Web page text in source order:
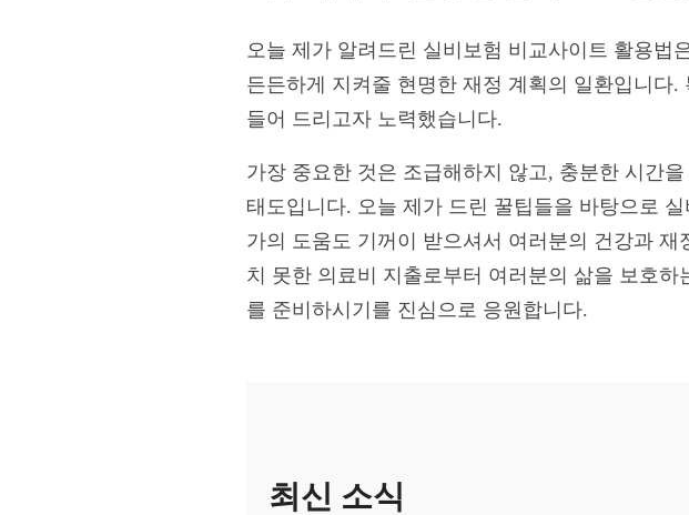
오늘 제가 알려드린 실비보험 비교사이트 활용법
든든하게 지켜줄 현명한 재정 계획의 일환입니다
들어 드리고자 노력했습니다.
가장 중요한 것은 조급해하지 않고, 충분한 시간
태도입니다. 오늘 제가 드린 꿀팁들을 바탕으로
가의 도움도 기꺼이 받으셔서 여러분의 건강과
치 못한 의료비 지출로부터 여러분의 삶을 보호
를 준비하시기를 진심으로 응원합니다.
최신 소식